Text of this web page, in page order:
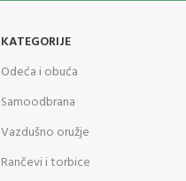
KATEGORIJE
Odeća i obuća
Samoodbrana
Vazdušno oružje
Rančevi i torbice